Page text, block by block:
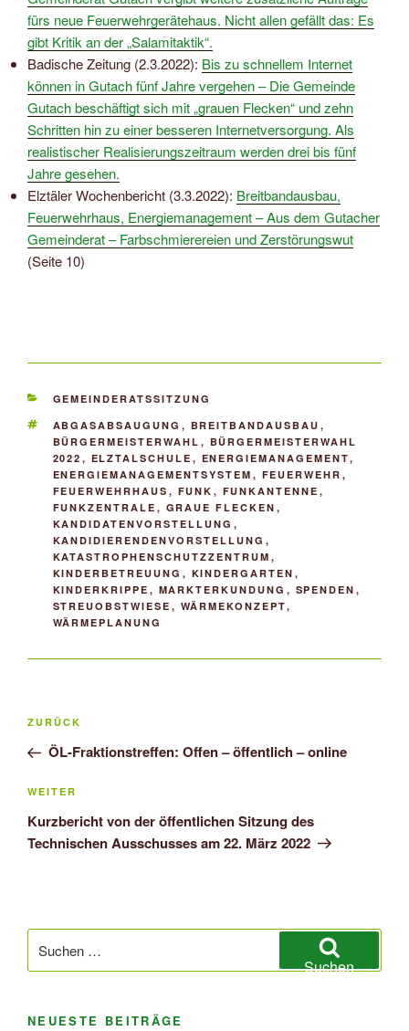
fürs neue Feuerwehrgerätehaus. Nicht allen gefällt das: Es
gibt Kritik an der „Salamitaktik“.
Badische Zeitung (2.3.2022): Bis zu schnellem Internet
können in Gutach fünf Jahre vergehen – Die Gemeinde
Gutach beschäftigt sich mit „grauen Flecken“ und zehn
Schritten hin zu einer besseren Internetversorgung. Als
realistischer Realisierungszeitraum werden drei bis fünf
Jahre gesehen.
Elztäler Wochenbericht (3.3.2022): Breitbandausbau,
Feuerwehrhaus, Energiemanagement – Aus dem Gutacher
Gemeinderat – Farbschmierereien und Zerstörungswut
(Seite 10)
KATEGORIEN
GEMEINDERATSSITZUNG
SCHLAGWÖRTER
ABGASABSAUGUNG , BREITBANDAUSBAU ,
BÜRGERMEISTERWAHL , BÜRGERMEISTERWAHL
2022 , ELZTALSCHULE , ENERGIEMANAGEMENT,
ENERGIEMANAGEMENTSYSTEM , FEUERWEHR ,
FEUERWEHRHAUS , FUNK , FUNKANTENNE ,
FUNKZENTRALE , GRAUE FLECKEN ,
KANDIDATENVORSTELLUNG ,
KANDIDIERENDENVORSTELLUNG ,
KATASTROPHENSCHUTZZENTRUM ,
KINDERBETREUUNG , KINDERGARTEN ,
KINDERKRIPPE , MARKTERKUNDUNG , SPENDEN ,
STREUOBSTWIESE , WÄRMEKONZEPT,
WÄRMEPLANUNG
Beitragsnavigation
Vorheriger
Beitrag
ZURÜCK
ÖL-Fraktionstreffen: Offen – öffentlich – online
Nächster
Beitrag
WEITER
Kurzbericht von der öffentlichen Sitzung des
Technischen Ausschusses am 22. März 2022
nach:
Suchen
NEUESTE BEITRÄGE